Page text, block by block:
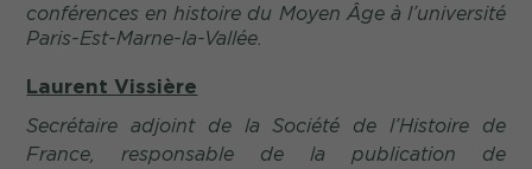
conférences en histoire du Moyen Âge à l’université
Paris-Est-Marne-la-Vallée.
Laurent Vissière
Secrétaire adjoint de la Société de l’Histoire de
France, responsable de la publication de